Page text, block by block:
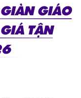
GIÁO
TẬN